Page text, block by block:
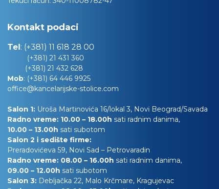
Kontakt podaci
Tel: (+381) 11 618 28 00
(+381) 21 431 360
(+381) 21 432 628
Mob: (+381) 64 446 9925
office@kancelarijske-stolice.com
Salon 1: Uroša Martinovića 16/lokal 3, Novi Beograd/Savada
Radno vreme: 10.00 – 18.00h sati radnim danima,
10.00 – 13.00h sati subotom
Salon 2 i sedište firme:
Preradovićeva 59, Novi Sad – Petrovaradin
Radno vreme: 08.00 – 16.00h sati radnim danima,
09.00 – 12.00h sati subotom
Salon 3: Debljačka 22, Malo Krčmare, Kragujevac